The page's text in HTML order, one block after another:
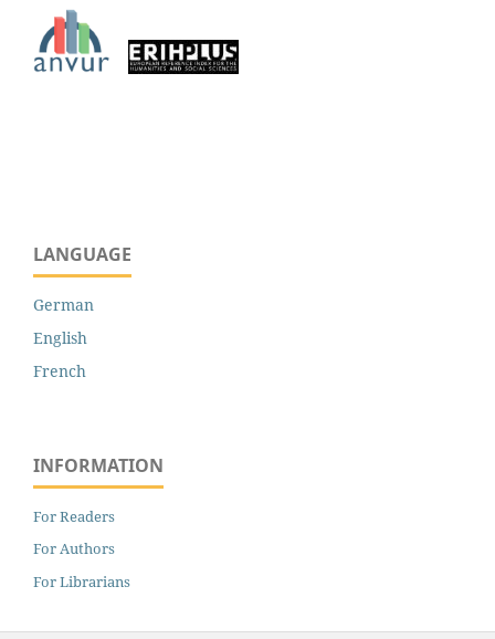
LANGUAGE
German
English
French
INFORMATION
For Readers
For Authors
For Librarians